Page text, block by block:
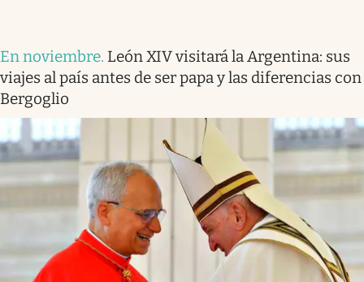
En noviembre. León XIV visitará la Argentina: sus
viajes al país antes de ser papa y las diferencias con
Bergoglio